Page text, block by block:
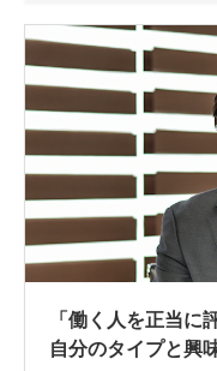
「働く人を正当に
自分のタイプと興